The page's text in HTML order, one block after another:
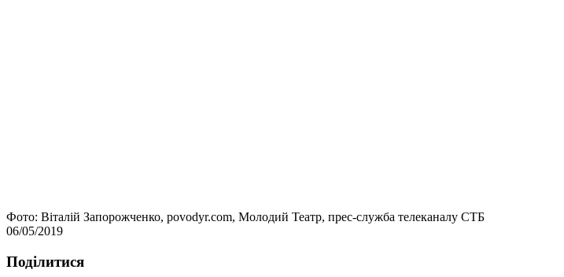
Фото: Віталій Запорожченко, рovodyr.com, Молодий Театр, прес-служба телеканалу СТБ
06/05/2019
Подiлитися